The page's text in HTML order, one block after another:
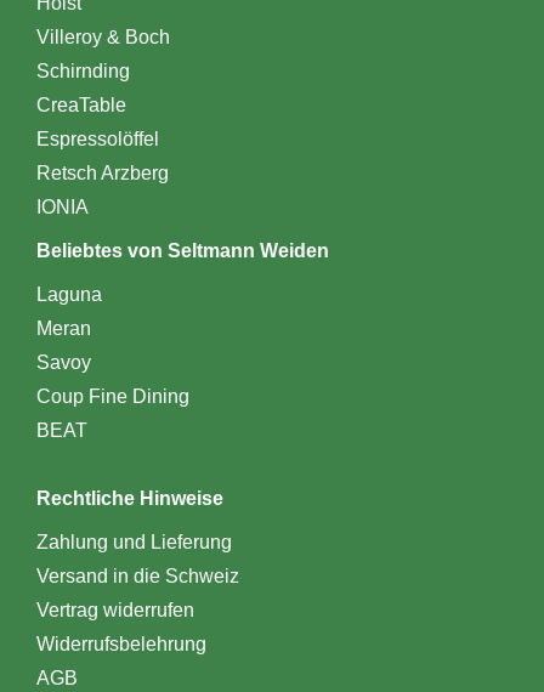
Villeroy & Boch
Schirnding
CreaTable
Espressolöffel
Retsch Arzberg
IONIA
Beliebtes von Seltmann Weiden
Laguna
Meran
Savoy
Coup Fine Dining
BEAT
Rechtliche Hinweise
Zahlung und Lieferung
Versand in die Schweiz
Vertrag widerrufen
Widerrufsbelehrung
AGB